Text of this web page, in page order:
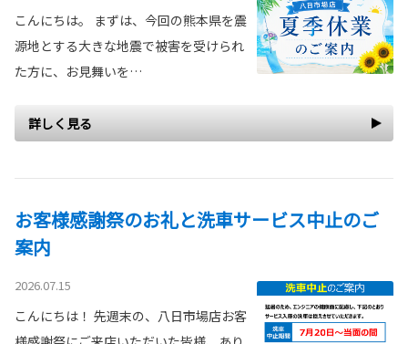
こんにちは。 まずは、今回の熊本県を震
源地とする大きな地震で被害を受けられ
た方に、お見舞いを…
詳しく見る
お客様感謝祭のお礼と洗車サービス中止のご
案内
2026.07.15
こんにちは！ 先週末の、八日市場店お客